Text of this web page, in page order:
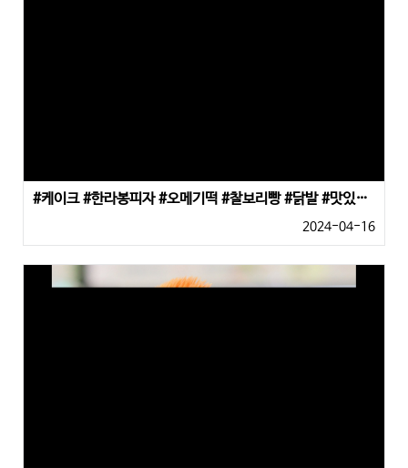
#케이크 #한라봉피자 #오메기떡 #찰보리빵 #닭발 #맛있는선물 #인증샷
2024-04-16